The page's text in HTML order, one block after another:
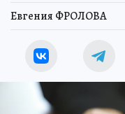
Евгения ФРОЛОВА